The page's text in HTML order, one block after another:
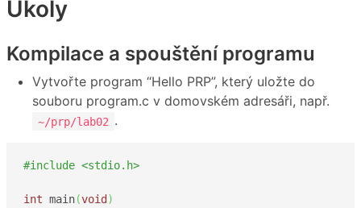
Úkoly
Kompilace a spouštění programu
Vytvořte program “Hello PRP”, který uložte do
souboru program.c v domovském adresáři, např.
~/prp/lab02 .
#include <stdio.h>
int main(void )